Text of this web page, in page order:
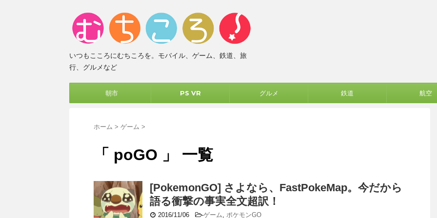
いつもこころにむちころを。モバイル、ゲーム、鉄道、旅
行、グルメなど
朝市 PS VR グルメ 鉄道 航空
ホーム > ゲーム >
「 poGO 」 一覧
[PokemonGO] さよなら、FastPokeMap。今だから
語る衝撃の事実全文超訳！
2016/11/06 -ゲーム, ポケモンGO